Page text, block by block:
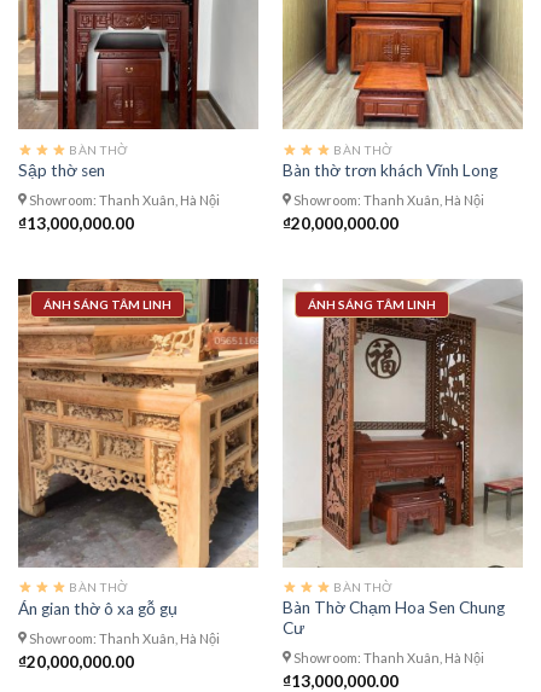
BÀN THỜ
Sập thờ sen
Showroom: Thanh Xuân, Hà Nội
₫13,000,000.00
BÀN THỜ
Bàn thờ trơn khách Vĩnh Long
Showroom: Thanh Xuân, Hà Nội
₫20,000,000.00
ÁNH SÁNG TÂM LINH
BÀN THỜ
Án gian thờ ô xa gỗ gụ
Showroom: Thanh Xuân, Hà Nội
₫20,000,000.00
ÁNH SÁNG TÂM LINH
BÀN THỜ
Bàn Thờ Chạm Hoa Sen Chung
Cư
Showroom: Thanh Xuân, Hà Nội
₫13,000,000.00